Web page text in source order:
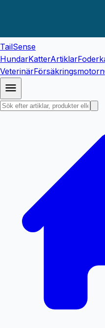
TailSense
HundarKatterArtiklar
VeterinärFörsäkringsmotorn